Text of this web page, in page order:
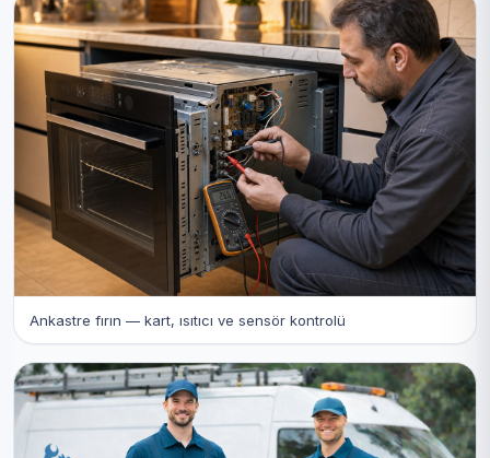
Ankastre fırın — kart, ısıtıcı ve sensör kontrolü